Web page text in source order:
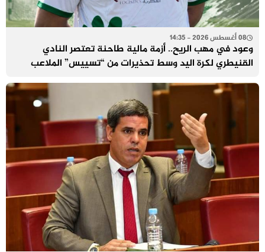
08 أغسطس 2026 - 14:35
وعود في مهب الريح.. أزمة مالية طاحنة تعتصر النادي
القنيطري لكرة اليد وسط تحذيرات من “تسييس” الملاعب